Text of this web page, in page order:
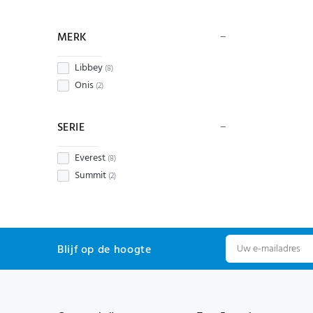
MERK
Libbey (8)
Onis (2)
SERIE
Everest (8)
Summit (2)
Blijf op de hoogte